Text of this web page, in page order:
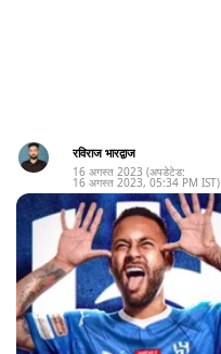
रविराज भारद्वाज
16 अगस्त 2023 (अपडेटेड:
16 अगस्त 2023, 05:34 PM IST)